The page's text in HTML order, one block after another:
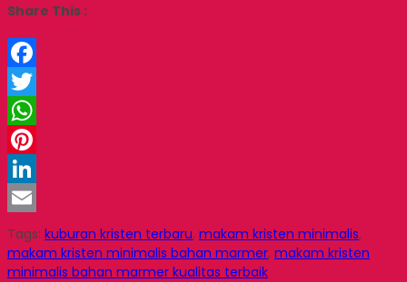
Share This :
Facebook
Twitter
WhatsApp
Pinterest
LinkedIn
Email
Tags: kuburan kristen terbaru, makam kristen minimalis,
makam kristen minimalis bahan marmer, makam kristen
minimalis bahan marmer kualitas terbaik